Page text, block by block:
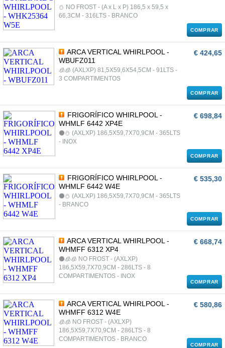
⛄ NO FROST - (A x L x P) 186,5 x 59,5 x
66,3CM - 316LTS - BRANCO
COMPRAR
ARCA VERTICAL WHIRLPOOL -
WBUFZ011
🧊🧊 (AXLXP) 81,5X59,6X54,5CM - 91LTS -
3 COMPARTIMENTOS
€ 424,65
COMPRAR
FRIGORÍFICO WHIRLPOOL -
WHMLF 6442 XP4E
⚫⛄ (AXLXP) 186,5X59,7X70,9CM - 365LTS
- INOX
€ 698,84
COMPRAR
FRIGORÍFICO WHIRLPOOL -
WHMLF 6442 W4E
⚫⛄ (AXLXP) 186,5X59,7X70,9CM - 365LTS
- BRANCO
€ 535,30
COMPRAR
ARCA VERTICAL WHIRLPOOL -
WHMFF 6312 XP4
⚫🧊🧊 NO FROST - (AXLXP)
186,5X59,7X70,9CM - 286LTS - 8
COMPARTIMENTOS - INOX
€ 668,74
COMPRAR
ARCA VERTICAL WHIRLPOOL -
WHMFF 6312 W4E
🧊🧊 NO FROST - (AXLXP)
186,5X59,7X70,9CM - 286LTS - 8
COMPARTIMENTOS - BRANCO
€ 580,86
COMPRAR